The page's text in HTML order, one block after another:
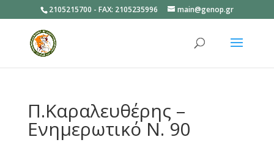
2105215700 - FAX: 2105235996 main@genop.gr
Π.Καραλευθέρης –
Ενημερωτικό Ν. 90